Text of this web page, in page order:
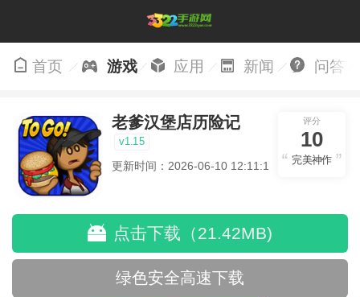
首页 游戏 应用 新闻 问答
老爹汉堡店历险记
v1.15
更新时间：2026-06-10 12:11:14
评分
10
完美神作
点击下载（21.42MB)
绿色安全高速下载